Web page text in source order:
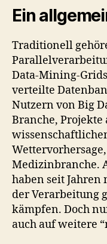
Ein
Traditionell
Data-Mining-
verteilte
Nutzern von Big
Branche,
Medizinbranche.
haben seit
der Verarbeitung
kämpfen. Doch
auch auf weitere